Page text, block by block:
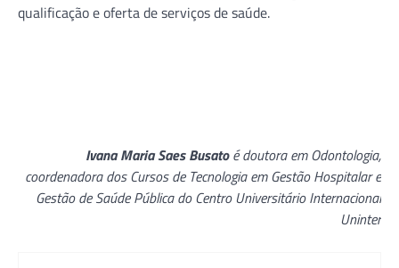
qualificação e oferta de serviços de saúde.
Ivana Maria Saes Busatoé doutora em Odontologia,
coordenadora dos Cursos de Tecnologia em Gestão Hospitalar e
Gestão de Saúde Pública do Centro Universitário Internacional
Uninter